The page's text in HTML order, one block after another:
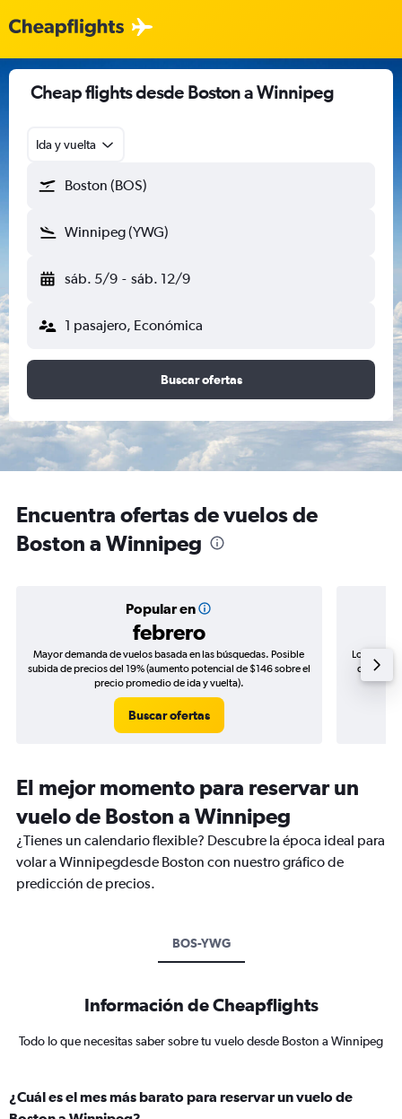
Cheap flights desde Boston a Winnipeg
Ida y vuelta
Boston (BOS)
Winnipeg (YWG)
sáb. 5/9 - sáb. 12/9
1 pasajero, Económica
Buscar ofertas
Encuentra ofertas de vuelos de
Boston a Winnipeg
Popular en
febrero
Mayor demanda de vuelos basada en las búsquedas. Posible
subida de precios del 19% (aumento potencial de $146 sobre el
precio promedio de ida y vuelta).
Buscar ofertas
Los
de
El mejor momento para reservar un
vuelo de Boston a Winnipeg
¿Tienes un calendario flexible? Descubre la época ideal para
volar a Winnipegdesde Boston con nuestro gráfico de
predicción de precios.
BOS-YWG
Información de Cheapflights
Todo lo que necesitas saber sobre tu vuelo desde Boston a Winnipeg
¿Cuál es el mes más barato para reservar un vuelo de